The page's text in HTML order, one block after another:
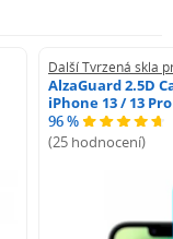
Další Tvrzená skla
AlzaGuard 2.5D
iPhone 13 / 13 Pro
96 %
(25 hodnocení)